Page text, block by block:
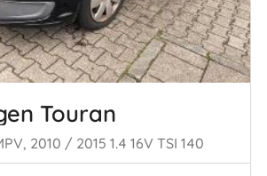
Touran
2010 / 2015 1.4 16V TSI 140